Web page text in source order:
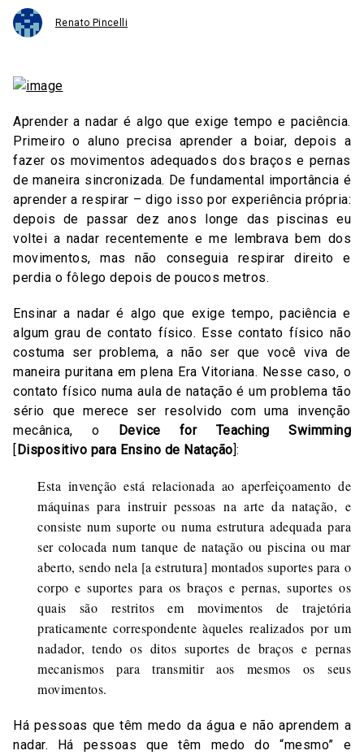
Renato Pincelli
Aprender a nadar é algo que exige tempo e paciência.
Primeiro o aluno precisa aprender a boiar, depois a
fazer os movimentos adequados dos braços e pernas
de maneira sincronizada. De fundamental importância é
aprender a respirar – digo isso por experiência própria:
depois de passar dez anos longe das piscinas eu
voltei a nadar recentemente e me lembrava bem dos
movimentos, mas não conseguia respirar direito e
perdia o fôlego depois de poucos metros.
Ensinar a nadar é algo que exige tempo, paciência e
algum grau de contato físico. Esse contato físico não
costuma ser problema, a não ser que você viva de
maneira puritana em plena Era Vitoriana. Nesse caso, o
contato físico numa aula de natação é um problema tão
sério que merece ser resolvido com uma invenção
mecânica, o Device for Teaching Swimming
[Dispositivo para Ensino de Natação]:
Esta invenção está relacionada ao aperfeiçoamento de
máquinas para instruir pessoas na arte da natação, e
consiste num suporte ou numa estrutura adequada para
ser colocada num tanque de natação ou piscina ou mar
aberto, sendo nela [a estrutura] montados suportes para o
corpo e suportes para os braços e pernas, suportes os
quais são restritos em movimentos de trajetória
praticamente correspondente àqueles realizados por um
nadador, tendo os ditos suportes de braços e pernas
mecanismos para transmitir aos mesmos os seus
movimentos.
Há pessoas que têm medo da água e não aprendem a
nadar. Há pessoas que têm medo do “mesmo” e